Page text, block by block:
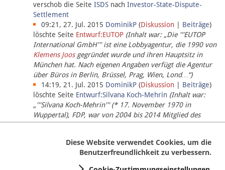
Impressum
verschob die Seite ISDS nach Investor-State-Dispute-
Settlement
09:21, 27. Jul. 2015 DominikP (Diskussion Beiträge)
löschte Seite Entwurf:EUTOP (Inhalt war: „Die '''EUTOP
International GmbH''' ist eine Lobbyagentur, die 1990 von
Klemens Joosgegründet wurde und ihren Hauptsitz in
München hat. Nach eigenen Angaben verfügt die Agentur
über Büros in Berlin, Brüssel, Prag, Wien, Lond…“)
14:19, 21. Jul. 2015 DominikP (Diskussion Beiträge)
löschte Seite Entwurf:Silvana Koch-Mehrin (Inhalt war:
„'''Silvana Koch-Mehrin''' (* 17. November 1970 in
Wuppertal), FDP, war von 2004 bis 2014 Mitglied des
Europäischen Parlaments, seit November 2014 ist sie für
Diese Website verwendet Cookies, um die
Benutzerfreundlichkeit zu verbessern.